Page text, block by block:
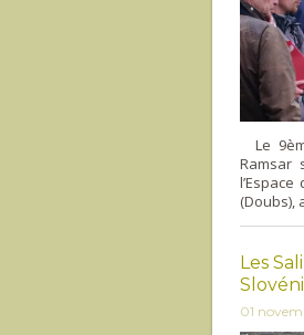
Le
Ramsar
(Doubs),
Les
01